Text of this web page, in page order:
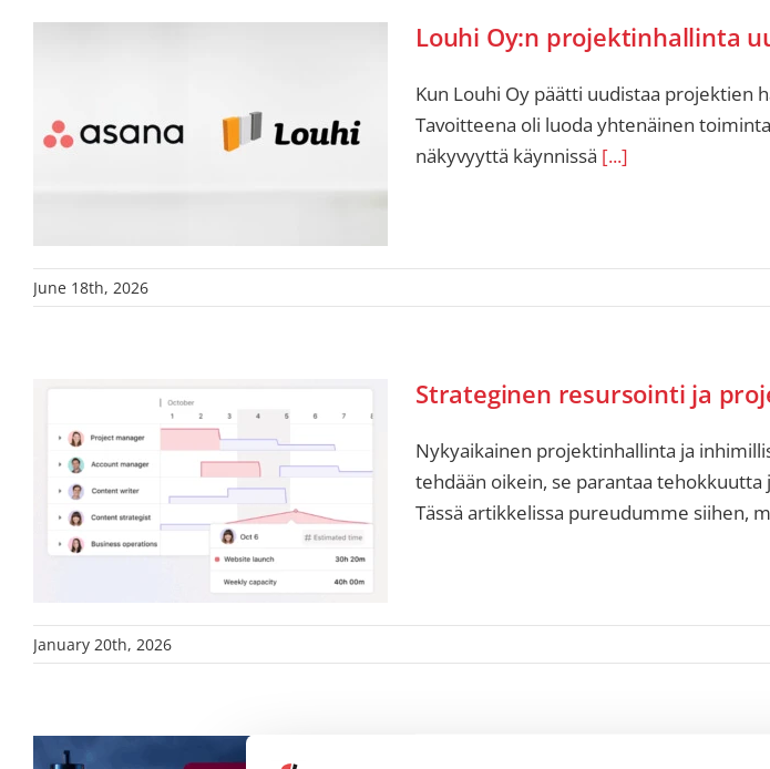
Louhi Oy:n projektinhallinta
Kun Louhi Oy päätti uudistaa projektien
Tavoitteena oli luoda yhtenäinen
näkyvyyttä käynnissä [...]
June 18th, 2026
Strateginen resursointi ja
Nykyaikainen projektinhallinta ja
tehdään oikein, se parantaa
Tässä artikkelissa pureudumme siihen,
January 20th, 2026
Parfums Christian Dior tuo